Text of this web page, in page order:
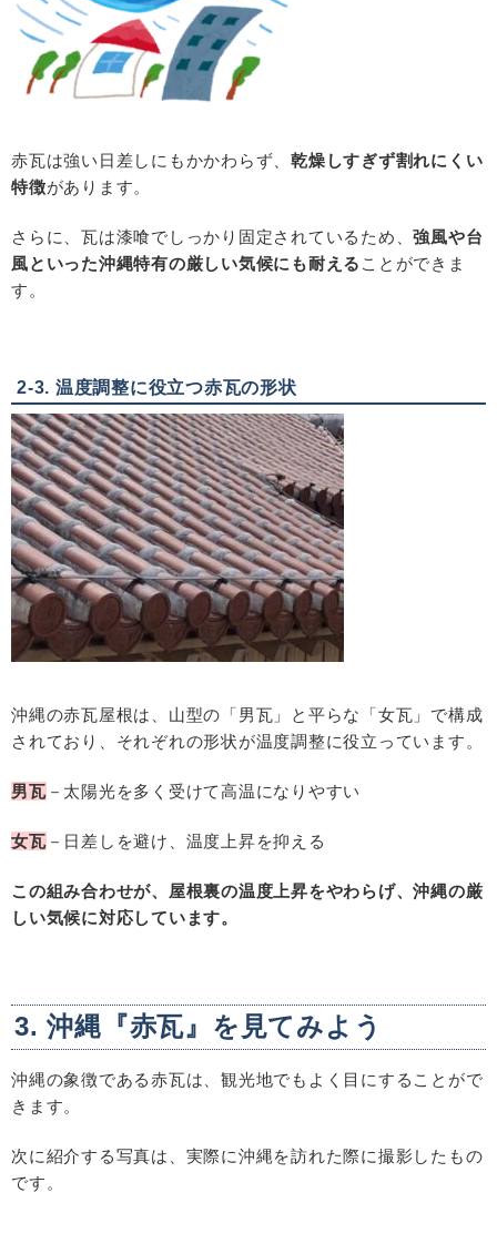
赤瓦は強い日差しにもかかわらず、 乾燥しすぎず割れにくい
特徴があります。
さらに、瓦は漆喰でしっかり固定されているため、強風や台
風といった沖縄特有の厳しい気候にも耐える ことができま
す。
2-3. 温度調整に役立つ赤瓦の形状
沖縄の赤瓦屋根は、山型の「男瓦」と平らな「女瓦」で構成
されており、それぞれの形状が温度調整に役立っています。
男瓦－太陽光を多く受けて高温になりやすい
女瓦－日差しを避け、温度上昇を抑える
この組み合わせが、屋根裏の温度上昇をやわらげ、沖縄の厳
しい気候に対応しています。
3. 沖縄『赤瓦』を見てみよう
沖縄の象徴である赤瓦は、観光地でもよく目にすることがで
きます。
次に紹介する写真は、実際に沖縄を訪れた際に撮影したもの
です。